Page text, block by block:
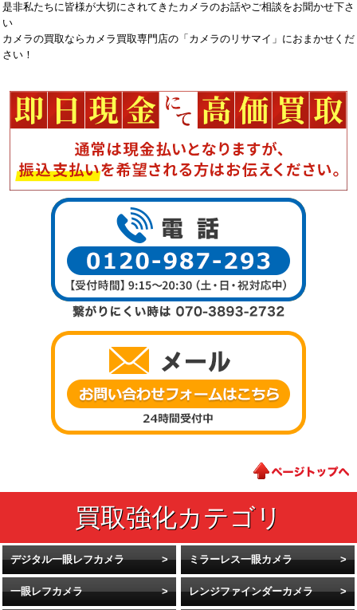
是非私たちに皆様が大切にされてきたカメラのお話やご相談をお聞かせ下さ
い
カメラの買取ならカメラ買取専門店の「カメラのリサマイ」におまかせくだ
さい！
デジタル一眼レフカメラ ミラーレス一眼カメラ
一眼レフカメラ レンジファインダーカメラ